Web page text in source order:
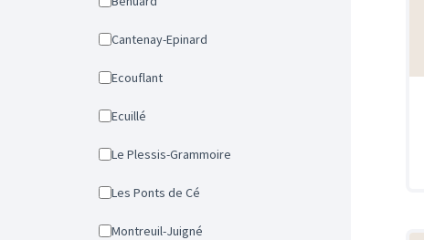
Cantenay-Epinard
Ecouflant
Ecuillé
Le Plessis-Grammoire
Les Ponts de Cé
Montreuil-Juigné